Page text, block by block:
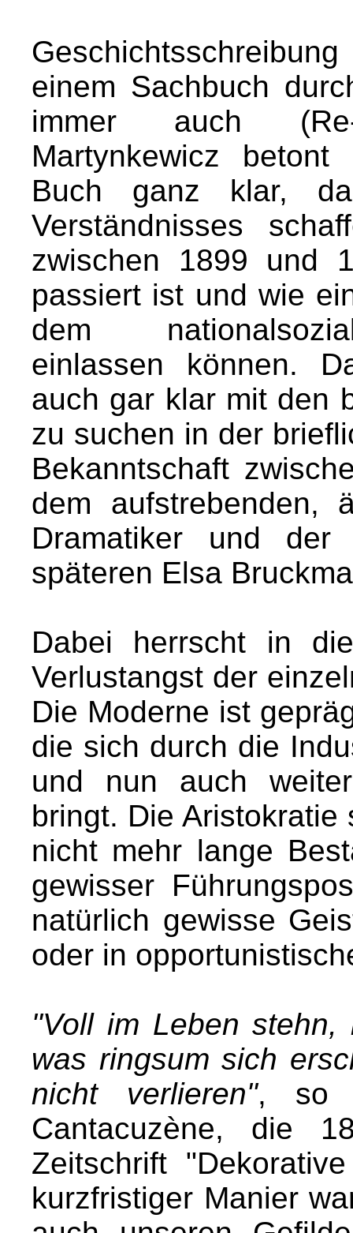
einem Sachbuch
immer auch (Re-
Martynkewicz
Buch ganz klar,
Verständnisses
zwischen 1899 und
passiert ist und wie
dem
einlassen können.
auch gar klar mit den
zu suchen in der
Bekanntschaft
dem aufstrebenden,
Dramatiker und der
späteren Elsa
Dabei herrscht in
Verlustangst der
Die Moderne ist
die sich durch die
und nun auch
bringt. Die
nicht mehr lange
gewisser
natürlich gewisse
oder in
"Voll im Leben
was ringsum sich
nicht verlieren", so
Cantacuzène, die
Zeitschrift
kurzfristiger Manier